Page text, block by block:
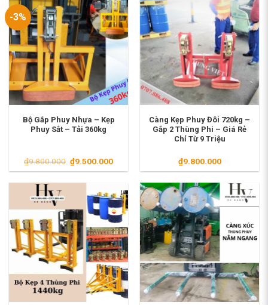
-3%
Bộ Gắp Phuy Nhựa – Kẹp
Phuy Sắt – Tải 360kg
₫9.800.000 Giá
gốc
₫9.800.000.
₫9.500.000Giá
₫9.500.000.
Càng Kẹp Phuy Đôi 720kg –
Gắp 2 Thùng Phi – Giá Rẻ
Chỉ Từ 9 Triệu
₫9.800.000